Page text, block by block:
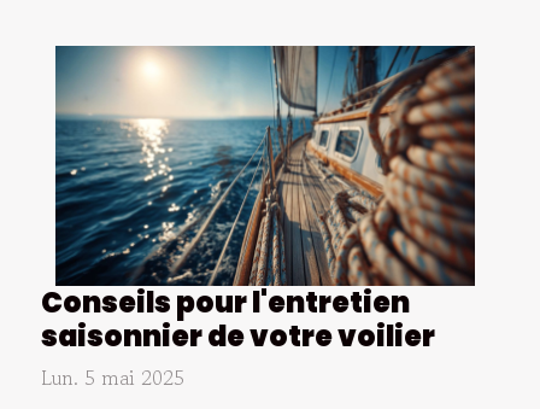
Conseils pour l'entretien
saisonnier de votre voilier
Lun. 5 mai 2025